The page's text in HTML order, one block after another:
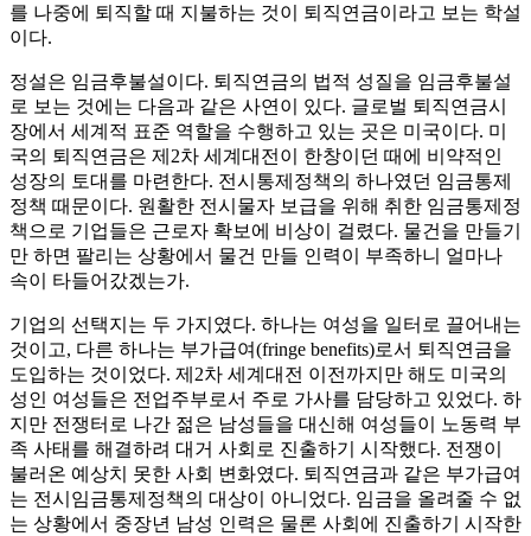
를 나중에 퇴직할 때 지불하는 것이 퇴직연금이라고 보는 학설
이다.
정설은 임금후불설이다. 퇴직연금의 법적 성질을 임금후불설
로 보는 것에는 다음과 같은 사연이 있다. 글로벌 퇴직연금시
장에서 세계적 표준 역할을 수행하고 있는 곳은 미국이다. 미
국의 퇴직연금은 제2차 세계대전이 한창이던 때에 비약적인
성장의 토대를 마련한다. 전시통제정책의 하나였던 임금통제
정책 때문이다. 원활한 전시물자 보급을 위해 취한 임금통제정
책으로 기업들은 근로자 확보에 비상이 걸렸다. 물건을 만들기
만 하면 팔리는 상황에서 물건 만들 인력이 부족하니 얼마나
속이 타들어갔겠는가.
기업의 선택지는 두 가지였다. 하나는 여성을 일터로 끌어내는
것이고, 다른 하나는 부가급여(fringe benefits)로서 퇴직연금을
도입하는 것이었다. 제2차 세계대전 이전까지만 해도 미국의
성인 여성들은 전업주부로서 주로 가사를 담당하고 있었다. 하
지만 전쟁터로 나간 젊은 남성들을 대신해 여성들이 노동력 부
족 사태를 해결하려 대거 사회로 진출하기 시작했다. 전쟁이
불러온 예상치 못한 사회 변화였다. 퇴직연금과 같은 부가급여
는 전시임금통제정책의 대상이 아니었다. 임금을 올려줄 수 없
는 상황에서 중장년 남성 인력은 물론 사회에 진출하기 시작한